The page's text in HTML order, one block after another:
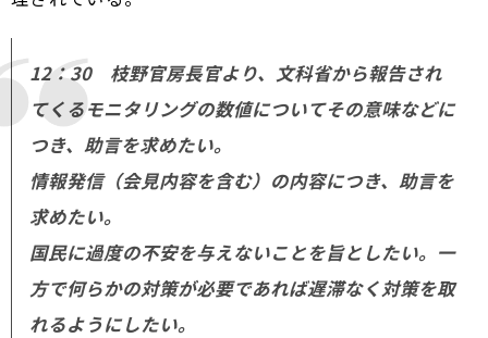
12：30 枝野官房長官より、文科省から報告され
てくるモニタリングの数値についてその意味などに
つき、助言を求めたい。
情報発信（会見内容を含む）の内容につき、助言を
求めたい。
国民に過度の不安を与えないことを旨としたい。一
方で何らかの対策が必要であれば遅滞なく対策を取
れるようにしたい。